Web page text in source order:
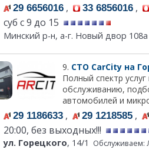
29 6656016 , 33 6856016 ,
суб с 9 до 15
Минский р-н, а-г. Новый двор 108а
9. СТО CarCity на
Полный спектр
обслуживанию,
автомобилей и
29 1186633 , 29 1218585 ,
20:00, без выходных!!!
ул. Горецкого, 14/1